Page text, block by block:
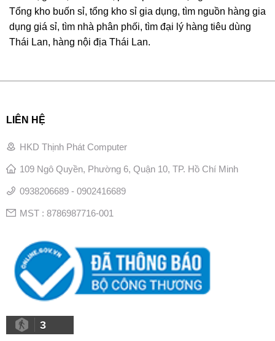
Tổng kho buốn sỉ, tổng kho sỉ gia dụng, tìm nguồn hàng gia
dụng giá sỉ, tìm nhà phân phối, tìm đại lý hàng tiêu dùng
Thái Lan, hàng nội địa Thái Lan.
LIÊN HỆ
HKD Thịnh Phát Computer
109 Ngô Quyền, Phường 6, Quận 10, TP. Hồ Chí Minh
0938206689 - 0902416689
MST : 8786987716-001
3